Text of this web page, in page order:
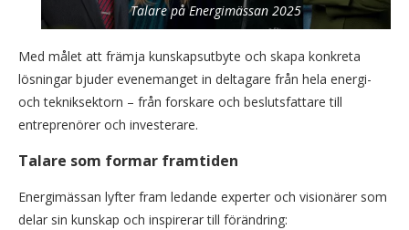
Talare på Energimässan 2025
Med målet att främja kunskapsutbyte och skapa konkreta
lösningar bjuder evenemanget in deltagare från hela energi-
och tekniksektorn – från forskare och beslutsfattare till
entreprenörer och investerare.
Talare som formar framtiden
Energimässan lyfter fram ledande experter och visionärer som
delar sin kunskap och inspirerar till förändring: